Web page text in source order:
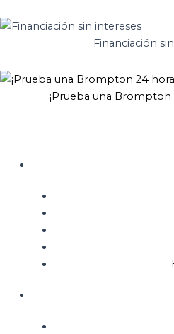
al
Financiación
¡Prueba una Brompton
plato